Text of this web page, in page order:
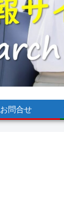
お問合せ